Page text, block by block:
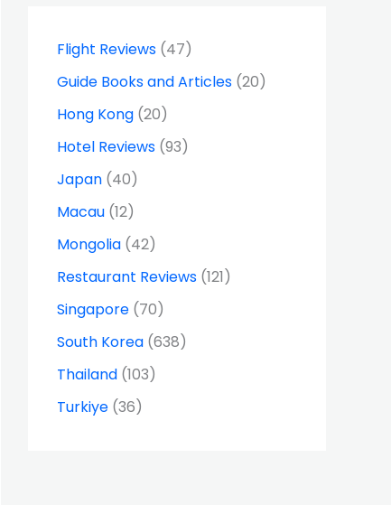
Flight Reviews (47)
Guide Books and Articles (20)
Hong Kong (20)
Hotel Reviews (93)
Japan (40)
Macau (12)
Mongolia (42)
Restaurant Reviews (121)
Singapore (70)
South Korea (638)
Thailand (103)
Turkiye (36)